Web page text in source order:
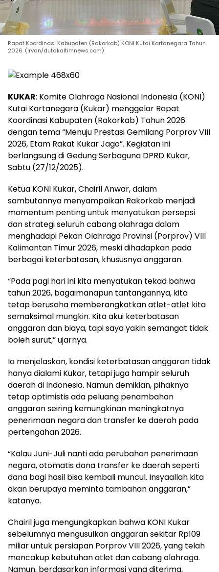
Rapat Koordinasi Kabupaten (Rakorkab) KONI Kutai Kartanegara Tahun
2026. (Irvan/dutakaltimnews.com)
KUKAR: Komite Olahraga Nasional Indonesia (KONI)
Kutai Kartanegara (Kukar) menggelar Rapat
Koordinasi Kabupaten (Rakorkab) Tahun 2026
dengan tema “Menuju Prestasi Gemilang Porprov VIII
2026, Etam Rakat Kukar Jago”. Kegiatan ini
berlangsung di Gedung Serbaguna DPRD Kukar,
Sabtu (27/12/2025).
Ketua KONI Kukar, Chairil Anwar, dalam
sambutannya menyampaikan Rakorkab menjadi
momentum penting untuk menyatukan persepsi
dan strategi seluruh cabang olahraga dalam
menghadapi Pekan Olahraga Provinsi (Porprov) VIII
Kalimantan Timur 2026, meski dihadapkan pada
berbagai keterbatasan, khususnya anggaran.
“Pada pagi hari ini kita menyatukan tekad bahwa
tahun 2026, bagaimanapun tantangannya, kita
tetap berusaha memberangkatkan atlet-atlet kita
semaksimal mungkin. Kita akui keterbatasan
anggaran dan biaya, tapi saya yakin semangat tidak
boleh surut,” ujarnya.
Ia menjelaskan, kondisi keterbatasan anggaran tidak
hanya dialami Kukar, tetapi juga hampir seluruh
daerah di Indonesia. Namun demikian, pihaknya
tetap optimistis ada peluang penambahan
anggaran seiring kemungkinan meningkatnya
penerimaan negara dan transfer ke daerah pada
pertengahan 2026.
“Kalau Juni-Juli nanti ada perubahan penerimaan
negara, otomatis dana transfer ke daerah seperti
dana bagi hasil bisa kembali muncul. Insyaallah kita
akan berupaya meminta tambahan anggaran,”
katanya.
Chairil juga mengungkapkan bahwa KONI Kukar
sebelumnya mengusulkan anggaran sekitar Rp109
miliar untuk persiapan Porprov VIII 2026, yang telah
mencakup kebutuhan atlet dan cabang olahraga.
Namun, berdasarkan informasi yang diterima,